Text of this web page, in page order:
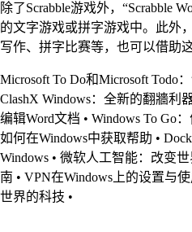
除了Scrabble游戏外，“Scrabble
的文字游戏或拼字游戏中。此外
写作、拼字比赛等，也可以借助
Microsoft To Do和Microsoft Todo
ClashX Windows：全新的翻牆利
编辑Word文档 • Windows To Go
如何在Windows中获取帮助 •
Windows • 微软人工智能：改变
南 • VPN在Windows上的设置与
世界的科技 •